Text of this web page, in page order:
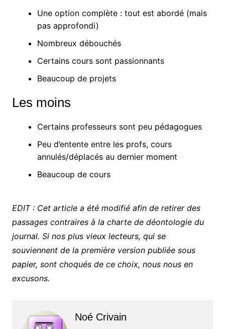
Une option complète : tout est abordé (mais
pas approfondi)
Nombreux débouchés
Certains cours sont passionnants
Beaucoup de projets
Les moins
Certains professeurs sont peu pédagogues
Peu d’entente entre les profs, cours
annulés/déplacés au dernier moment
Beaucoup de cours
EDIT : Cet article a été modifié afin de retirer des
passages contraires à la charte de déontologie du
journal. Si nos plus vieux lecteurs, qui se
souviennent de la première version publiée sous
papier, sont choqués de ce choix, nous nous en
excusons.
Noé Crivain